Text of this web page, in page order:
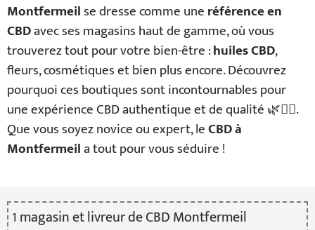
Montfermeilse dresse comme uneréférence en
CBDavec ses magasins haut de gamme, où vous
trouverez tout pour votre bien-être :huiles CBD,
fleurs, cosmétiques et bien plus encore. Découvrez
pourquoi ces boutiques sont incontournables pour
une expérience CBD authentique et de qualité 🌿💆‍♂️.
Que vous soyez novice ou expert, leCBD à
Montfermeila tout pour vous séduire !
1 magasinet livreurde CBD Montfermeil